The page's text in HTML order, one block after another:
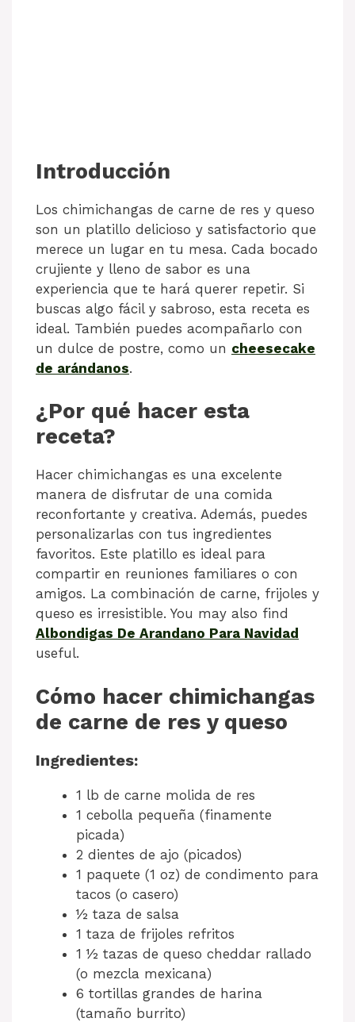
Introducción
Los chimichangas de carne de res y queso
son un platillo delicioso y satisfactorio que
merece un lugar en tu mesa. Cada bocado
crujiente y lleno de sabor es una
experiencia que te hará querer repetir. Si
buscas algo fácil y sabroso, esta receta es
ideal. También puedes acompañarlo con
un dulce de postre, como un cheesecake
de arándanos.
¿Por qué hacer esta
receta?
Hacer chimichangas es una excelente
manera de disfrutar de una comida
reconfortante y creativa. Además, puedes
personalizarlas con tus ingredientes
favoritos. Este platillo es ideal para
compartir en reuniones familiares o con
amigos. La combinación de carne, frijoles y
queso es irresistible. You may also find
Albondigas De Arandano Para Navidad
useful.
Cómo hacer chimichangas
de carne de res y queso
Ingredientes:
1 lb de carne molida de res
1 cebolla pequeña (finamente
picada)
2 dientes de ajo (picados)
1 paquete (1 oz) de condimento para
tacos (o casero)
½ taza de salsa
1 taza de frijoles refritos
1 ½ tazas de queso cheddar rallado
(o mezcla mexicana)
6 tortillas grandes de harina
(tamaño burrito)